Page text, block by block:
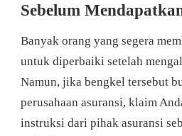
Sebelum
Banyak orang yang segera
untuk diperbaiki setelah
Namun, jika bengkel tersebut
perusahaan asuransi, klaim
instruksi dari pihak asuransi